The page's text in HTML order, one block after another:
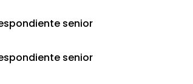
senior
senior